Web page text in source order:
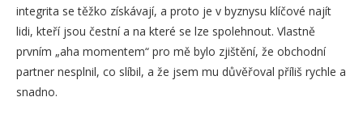
integrita se těžko získávají, a proto je v byznysu klíčové najít
lidi, kteří jsou čestní a na které se lze spolehnout. Vlastně
prvním „aha momentem“ pro mě bylo zjištění, že obchodní
partner nesplnil, co slíbil, a že jsem mu důvěřoval příliš rychle a
snadno.